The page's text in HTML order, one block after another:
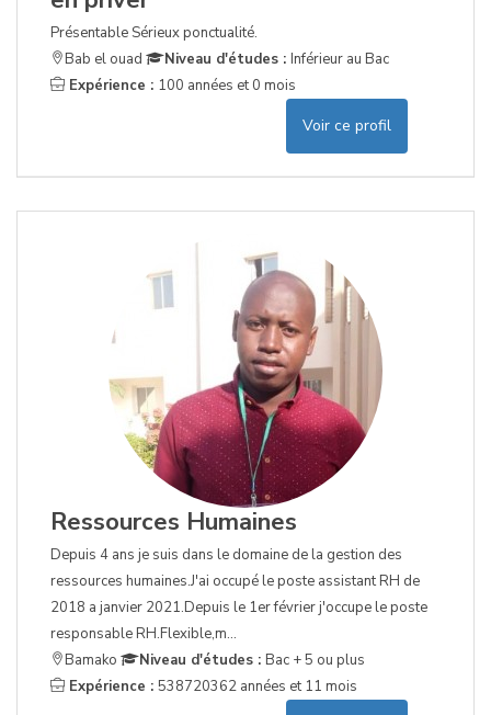
Présentable Sérieux ponctualité.
Bab el ouad
Niveau d'études : Inférieur au Bac
Expérience : 100 années et 0 mois
Voir ce profil
Ressources Humaines
Depuis 4 ans je suis dans le domaine de la gestion des
ressources humaines.J'ai occupé le poste assistant RH de
2018 a janvier 2021.Depuis le 1er février j'occupe le poste
responsable RH.Flexible,m...
Bamako
Niveau d'études : Bac + 5 ou plus
Expérience : 538720362 années et 11 mois